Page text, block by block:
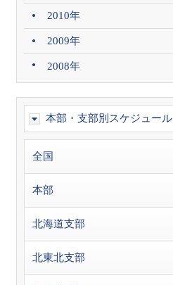
2010年
2009年
2008年
本部・支部別スケジュール
全国
本部
北海道支部
北東北支部